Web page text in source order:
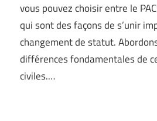
vous pouvez choisir entre le
qui sont des façons de s’unir
changement de statut.
différences fondamentales de
civiles.…